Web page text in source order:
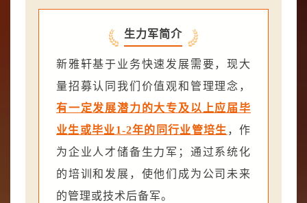
生力军简介
新雅轩基于业务快速发展需要，现大
量招募认同我们价值观和管理理念，
有一定发展潜力的大专及以上应届毕
业生或毕业1-2年的同行业管培生 ，作
为企业人才储备生力军；通过系统化
的培训和发展，使他们成为公司未来
的管理或技术后备军。